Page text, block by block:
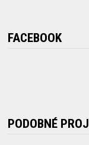
FACEBOOK
PODOBNÉ